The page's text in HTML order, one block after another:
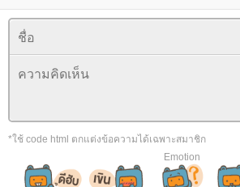
*ใช้ code html ตกแต่งข้อความได้เฉพาะสมาชิก
Emotion